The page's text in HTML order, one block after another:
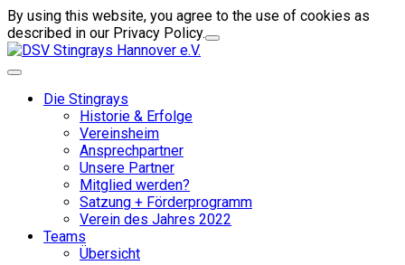
By using this website, you agree to the use of cookies as
described in our Privacy Policy.
Die Stingrays
Historie & Erfolge
Vereinsheim
Ansprechpartner
Unsere Partner
Mitglied werden?
Satzung + Förderprogramm
Verein des Jahres 2022
Teams
Übersicht